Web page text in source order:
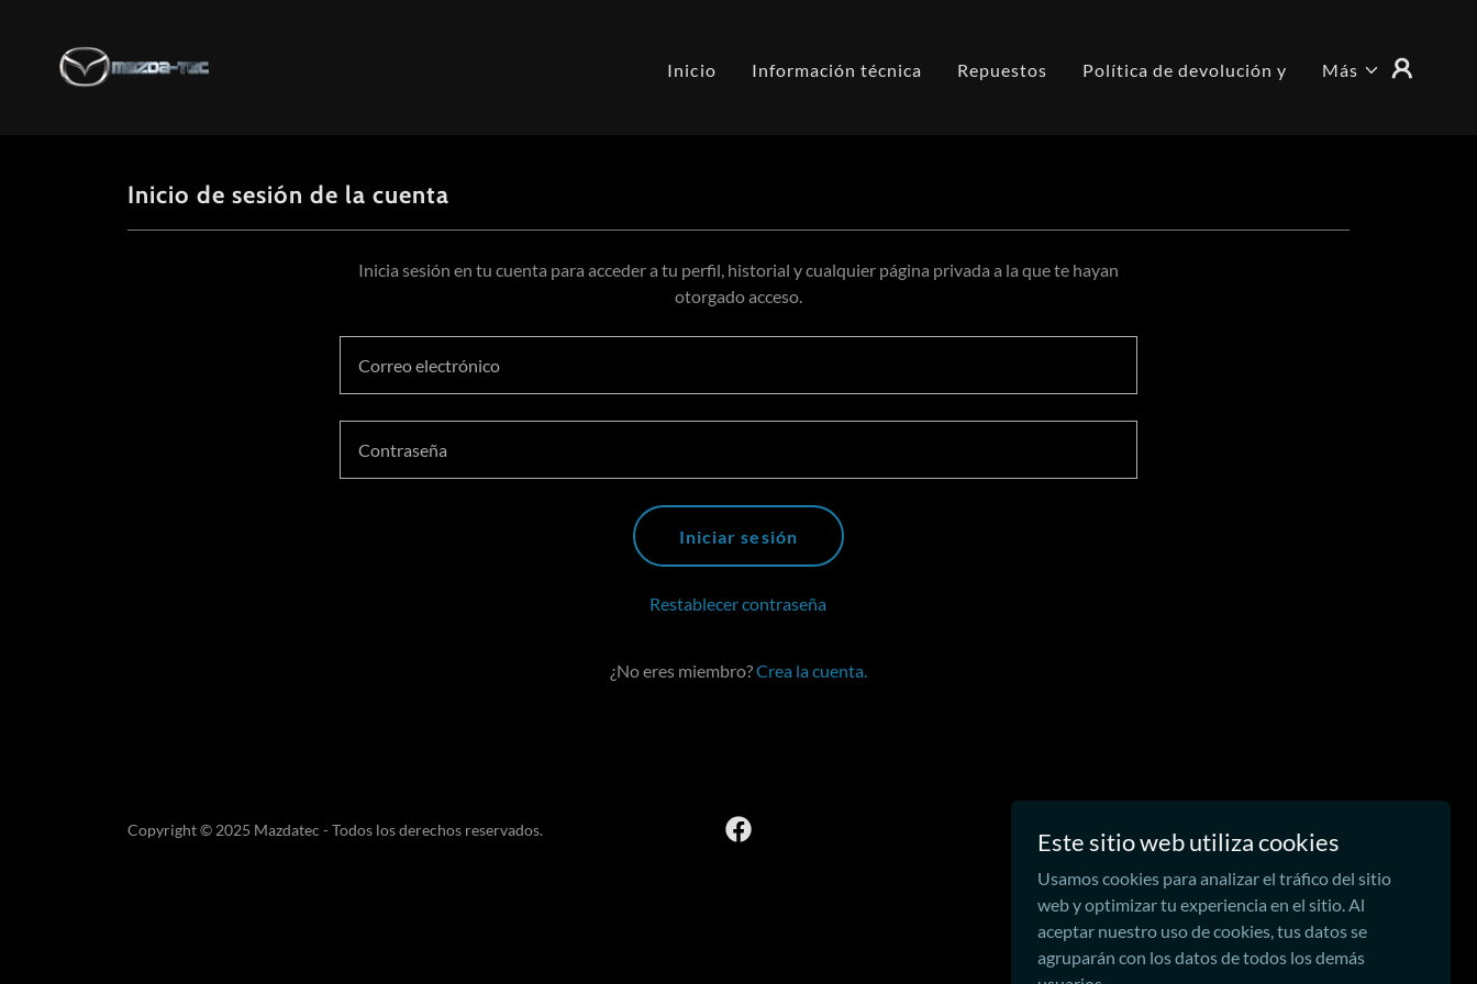
Inicio Información técnica Repuestos Política de devolución y Más
Inicio de sesión de la cuenta
Inicia sesión en tu cuenta para acceder a tu perfil, historial y cualquier página privada a la que te hayan
otorgado acceso.
Iniciar sesión
Restablecer contraseña
¿No eres miembro?Crea la cuenta.
Copyright © 2025 Mazdatec - Todos los derechos reservados. Este sitio web utiliza cookies
Usamos cookies para analizar el tráfico del sitio
web y optimizar tu experiencia en el sitio. Al
aceptar nuestro uso de cookies, tus datos se
agruparán con los datos de todos los demás